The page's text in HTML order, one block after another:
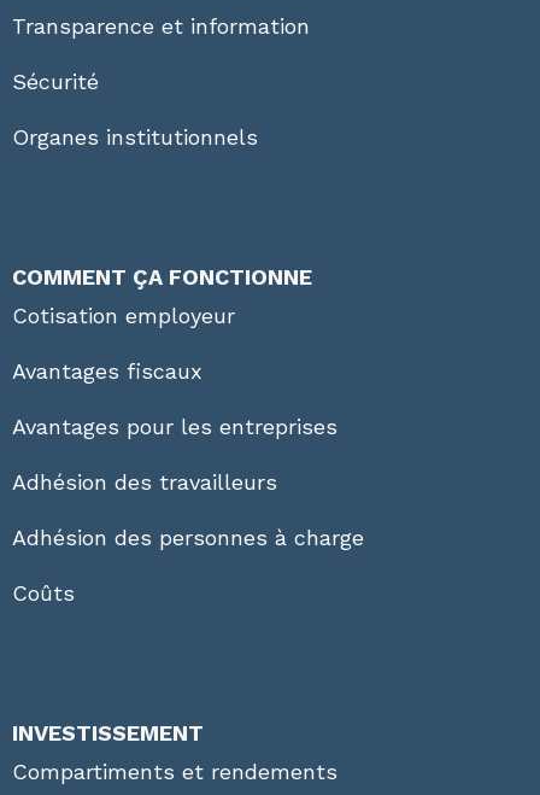
Transparence et information
Sécurité
Organes institutionnels
COMMENT ÇA FONCTIONNE
Cotisation employeur
Avantages fiscaux
Avantages pour les entreprises
Adhésion des travailleurs
Adhésion des personnes à charge
Coûts
INVESTISSEMENT
Compartiments et rendements